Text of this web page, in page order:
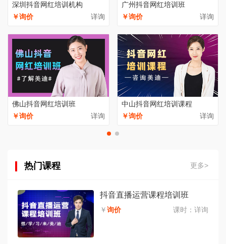
深圳抖音网红培训机构
￥询价
详询
广州抖音网红培训班
￥询价
详询
佛山抖音网红培训班
￥询价
详询
中山抖音网红培训课程
￥询价
详询
热门课程 更多>
抖音直播运营课程培训班
￥询价 课时： 详询